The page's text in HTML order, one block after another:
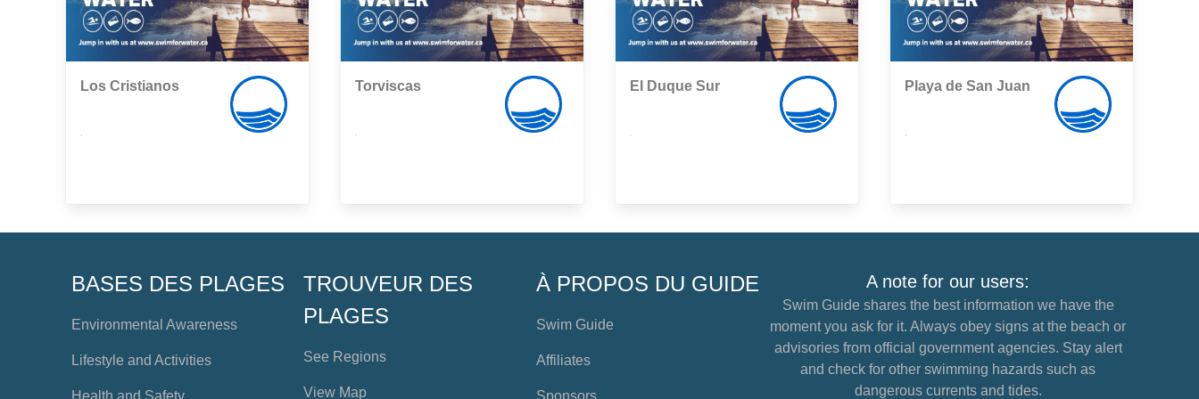
Los Cristianos Torviscas El Duque Sur Playa de San Juan
BASES DES PLAGES
Environmental Awareness
Lifestyle and Activities
Health and Safety
TROUVEUR DES
PLAGES
See Regions
View Map
À PROPOS DU GUIDE
Swim Guide
Affiliates
Sponsors
A note for our users:
Swim Guide shares the best information we have the
moment you ask for it. Always obey signs at the beach or
advisories from official government agencies. Stay alert
and check for other swimming hazards such as
dangerous currents and tides.